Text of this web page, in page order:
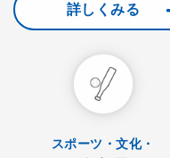
詳しくみる
スポーツ・文化・